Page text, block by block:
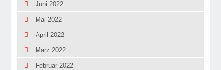
Juni 2022
Mai 2022
April 2022
März 2022
Februar 2022